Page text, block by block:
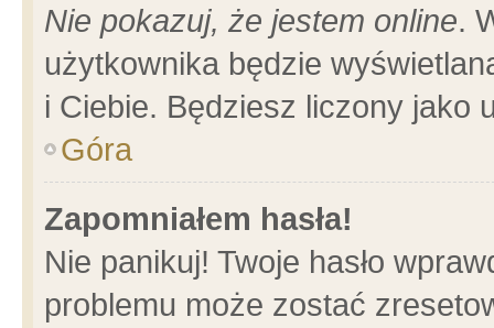
Nie pokazuj, że jestem online.
użytkownika będzie
i Ciebie. Będziesz liczony jako
Góra
Zapomniałem hasła!
Nie panikuj! Twoje hasło
problemu może zostać